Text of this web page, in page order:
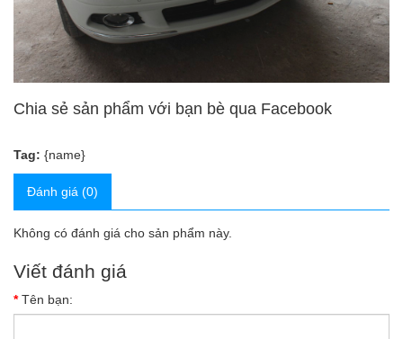
Chia sẻ sản phẩm với bạn bè qua Facebook
Tag: {name}
Đánh giá (0)
Không có đánh giá cho sản phẩm này.
Viết đánh giá
Tên bạn: